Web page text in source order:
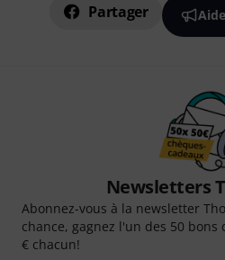
Partager
Newsletters
Abonnez-vous à la newsletter
chance, gagnez l'un des 50
€ chacun!